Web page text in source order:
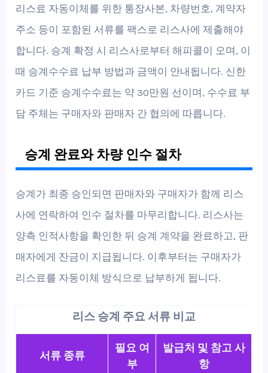
리스료 자동이체를 위한 통장사본, 차량번호, 계약자
주소 등이 포함된 서류를 팩스로 리스사에 제출해야
합니다. 승계 확정 시 리스사로부터 해피콜이 오며, 이
때 승계수수료 납부 방법과 금액이 안내됩니다. 신한
카드 기준 승계수수료는 약 30만원 선이며, 수수료 부
담 주체는 구매자와 판매자 간 협의에 따릅니다.
승계 완료와 차량 인수 절차
승계가 최종 승인되면 판매자와 구매자가 함께 리스
사에 연락하여 인수 절차를 마무리합니다. 리스사는
양측 인적사항을 확인한 뒤 승계 계약을 완료하고, 판
매자에게 잔금이 지급됩니다. 이후부터는 구매자가
리스료를 자동이체 방식으로 납부하게 됩니다.
리스 승계 주요 서류 비교
서류 종류
필요 여
부
발급처 및 참고 사
항